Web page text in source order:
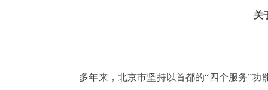
关
多年来，北京市坚持以首都的“四个服务”功